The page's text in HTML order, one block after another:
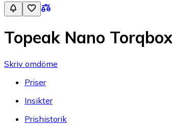
Topeak Nano
Skriv omdöme
Priser
Insikter
Prishistorik